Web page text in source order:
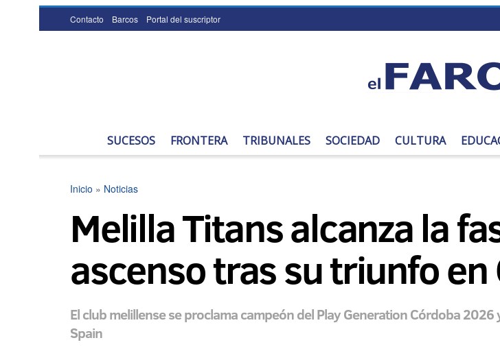
Contacto Barcos Portal del suscriptor
SUCESOS FRONTERA TRIBUNALES SOCIEDAD CULTURA
Inicio » Noticias
Melilla Titans alcanza la
ascenso tras su triunfo en
El club melillense se proclama campeón del Play Generation Córdoba
Spain